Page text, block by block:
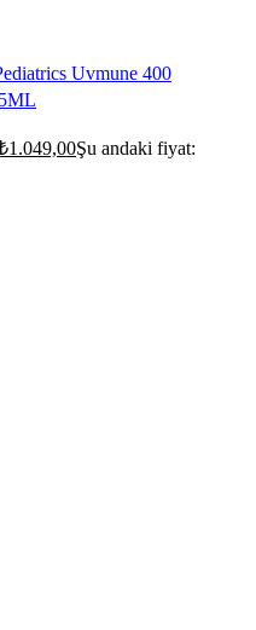
Uvmune 400
1.049,00Şu andaki fiyat: